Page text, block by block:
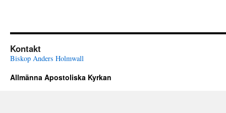
Kontakt
Biskop Anders Holmwall
Allmänna Apostoliska Kyrkan